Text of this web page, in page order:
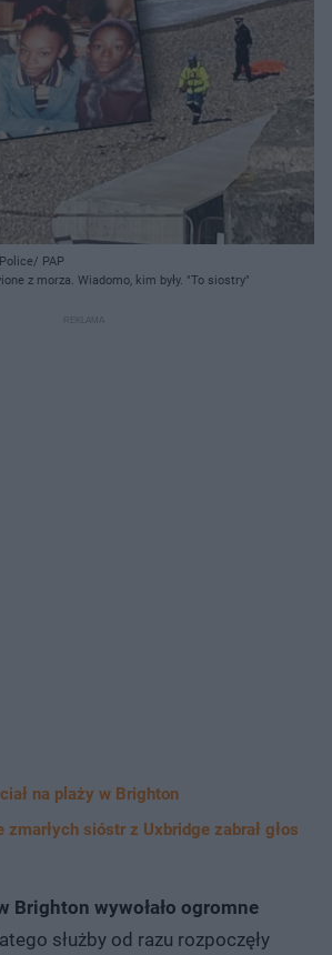
PAP
z morza. Wiadomo, kim były. "To siostry"
na plaży w Brighton
sióstr z Uxbridge zabrał głos
Brighton wywołało ogromne
służby od razu rozpoczęły